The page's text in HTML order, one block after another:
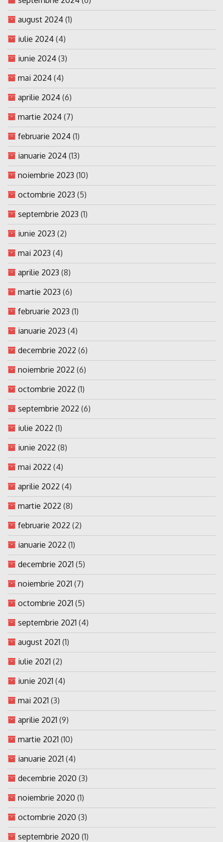
august 2024 (1)
iulie 2024 (4)
iunie 2024 (3)
mai 2024 (4)
aprilie 2024 (6)
martie 2024 (7)
februarie 2024 (1)
ianuarie 2024 (13)
noiembrie 2023 (10)
octombrie 2023 (5)
septembrie 2023 (1)
iunie 2023 (2)
mai 2023 (4)
aprilie 2023 (8)
martie 2023 (6)
februarie 2023 (1)
ianuarie 2023 (4)
decembrie 2022 (6)
noiembrie 2022 (6)
octombrie 2022 (1)
septembrie 2022 (6)
iulie 2022 (1)
iunie 2022 (8)
mai 2022 (4)
aprilie 2022 (4)
martie 2022 (8)
februarie 2022 (2)
ianuarie 2022 (1)
decembrie 2021 (5)
noiembrie 2021 (7)
octombrie 2021 (5)
septembrie 2021 (4)
august 2021 (1)
iulie 2021 (2)
iunie 2021 (4)
mai 2021 (3)
aprilie 2021 (9)
martie 2021 (10)
ianuarie 2021 (4)
decembrie 2020 (3)
noiembrie 2020 (1)
octombrie 2020 (3)
septembrie 2020 (1)